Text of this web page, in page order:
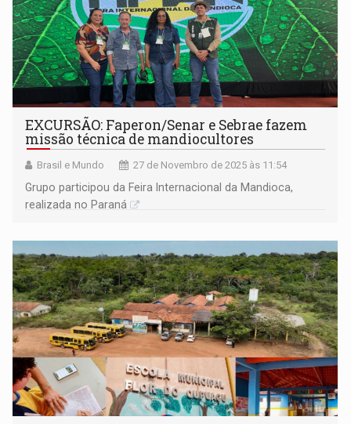
EXCURSÃO: Faperon/Senar e Sebrae fazem
missão técnica de mandiocultores
Brasil e Mundo 27 de Novembro de 2025 às 11:54
Grupo participou da Feira Internacional da Mandioca,
realizada no Paraná